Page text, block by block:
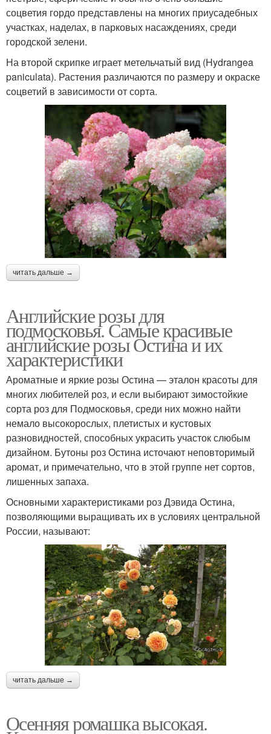
соцветия гордо представлены на многих приусадебных
участках, наделах, в парковых насаждениях, среди
городской зелени.
На второй скрипке играет метельчатый вид (Hydrangea
paniculata). Растения различаются по размеру и окраске
соцветий в зависимости от сорта.
читать дальше →
Английские розы для
подмосковья. Самые красивые
английские розы Остина и их
характеристики
Ароматные и яркие розы Остина — эталон красоты для
многих любителей роз, и если выбирают зимостойкие
сорта роз для Подмосковья, среди них можно найти
немало высокорослых, плетистых и кустовых
разновидностей, способных украсить участок слюбым
дизайном. Бутоны роз Остина источают неповторимый
аромат, и примечательно, что в этой группе нет сортов,
лишенных запаха.
Основными характеристиками роз Дэвида Остина,
позволяющими выращивать их в условиях центральной
России, называют:
читать дальше →
Осенняя ромашка высокая.